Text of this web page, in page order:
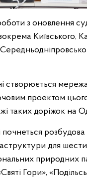
з оновлення
Київського,
створюється
проектом
таких доріжок на
розбудова
для шести
природних
Гори»,